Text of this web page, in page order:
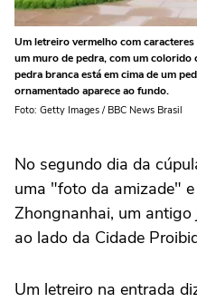
Um letreiro vermelho com
um muro de pedra, com um colorido
pedra branca está em cima de um
ornamentado aparece ao fundo.
Foto: Getty Images / BBC News Brasil
No segundo dia da
uma "foto da amizade"
Zhongnanhai, um
ao lado da Cidade
Um letreiro na entrada